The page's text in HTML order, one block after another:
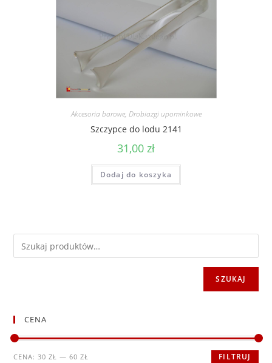
Akcesoria barowe, Drobiazgi upominkowe
Szczypce do lodu 2141
31,00 zł
Dodaj do koszyka
SZUKAJ
CENA
Cena
Cena
FILTRUJ
CENA:30 ZŁ —60 ZŁ